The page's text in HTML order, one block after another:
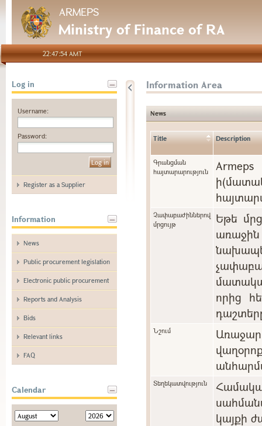
ARMEPS
Ministry of Finance of RA
22:47:54 AMT
Log in
Username:
Password:
Register as a Supplier
Information
News
Public procurement legislation
Electronic public procurement
Reports and Analysis
Bids
Relevant links
FAQ
Calendar
Information Area
News
Title Description
Գրանցման
հայտարարություն
Չափաբաժիններով
մրցույթ
Եթե
առաջին
որից
Նշում
Տեղեկատվություն
կայքի